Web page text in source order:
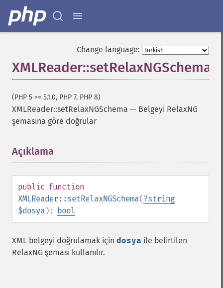
Change language:
XMLReader::setRelaxNGSchema
(PHP 5 >= 5.1.0, PHP 7, PHP 8)
XMLReader::setRelaxNGSchema — Belgeyi RelaxNG
şemasına göre doğrular
Açıklama
public function
XMLReader::setRelaxNGSchema(?string
$dosya): bool
XML belgeyi doğrulamak için dosya ile belirtilen
RelaxNG şeması kullanılır.